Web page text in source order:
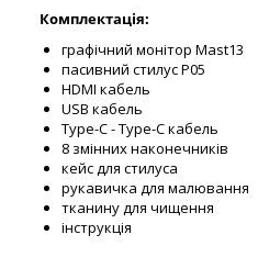
Комплектація:
графічний монітор Mast13
пасивний стилус P05
HDMI кабель
USB кабель
Type-C - Type-C кабель
8 змінних наконечників
кейс для стилуса
рукавичка для малювання
тканину для чищення
інструкція